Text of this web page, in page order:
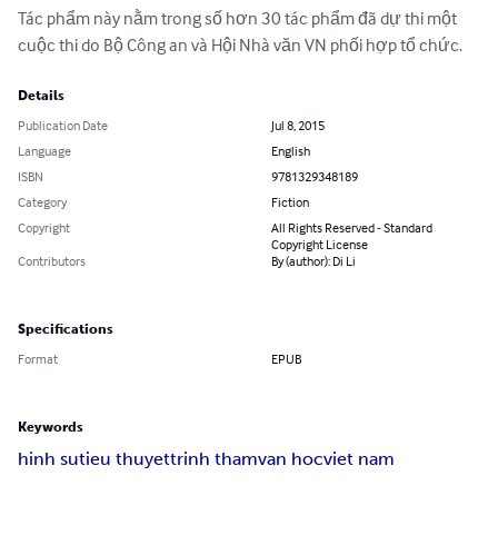
Tác phẩm này nằm trong số hơn 30 tác phẩm đã dự thi một
cuộc thi do Bộ Công an và Hội Nhà văn VN phối hợp tổ chức.
Details
Publication Date
Jul 8, 2015
Language
English
ISBN
9781329348189
Category
Fiction
Copyright
All Rights Reserved - Standard
Copyright License
Contributors
By (author): Di Li
Specifications
Format EPUB
Keywords
hinh sutieu thuyettrinh thamvan hocviet nam